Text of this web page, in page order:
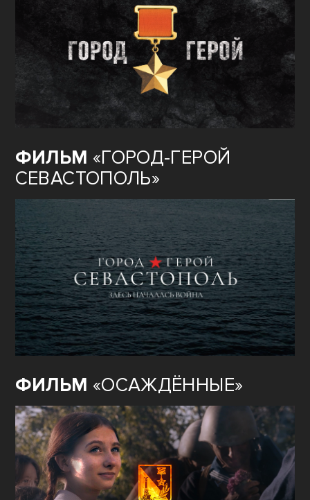
ФИЛЬМ «ГОРОД-ГЕРОЙ
СЕВАСТОПОЛЬ»
ФИЛЬМ «ОСАЖДЁННЫЕ»